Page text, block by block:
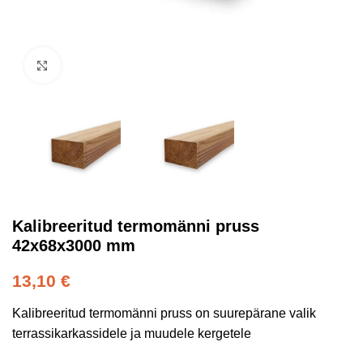
Kalibreeritud termomänni pruss
42x68x3000 mm
13,10 €
Kalibreeritud termomänni pruss on suurepärane valik
terrassikarkassidele ja muudele kergetele